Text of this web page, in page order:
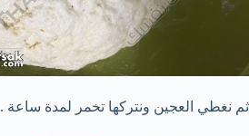
ثم نغطي العجين ونتركها تخمر لمدة ساعة .